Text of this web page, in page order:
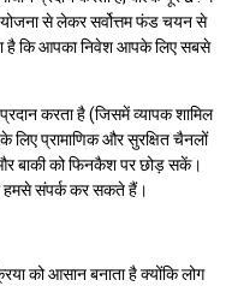
योजना से लेकर सर्वोत्तम फंड चयन से
है कि आपका निवेश आपके लिए सबसे
करता है (जिसमें व्यापक शामिल
प्रामाणिक और सुरक्षित चैनलों
बाकी को फिनकैश पर छोड़ सकें।
हमसे संपर्क कर सकते हैं।
को आसान बनाता है क्योंकि लोग